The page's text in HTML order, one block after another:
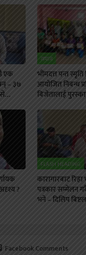
एक
– ३७
समाज
भीमदत्त पन्त
आयोजित निबन्ध
बिजेतालाई
?
FLASH HEADING
कारागारबाट
पत्रकार सम्मेलन
भने – दिलिप
Facebook Comments